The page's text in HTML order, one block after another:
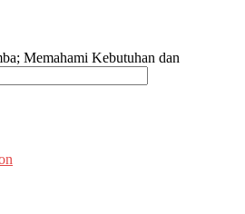
Memahami Kebutuhan dan